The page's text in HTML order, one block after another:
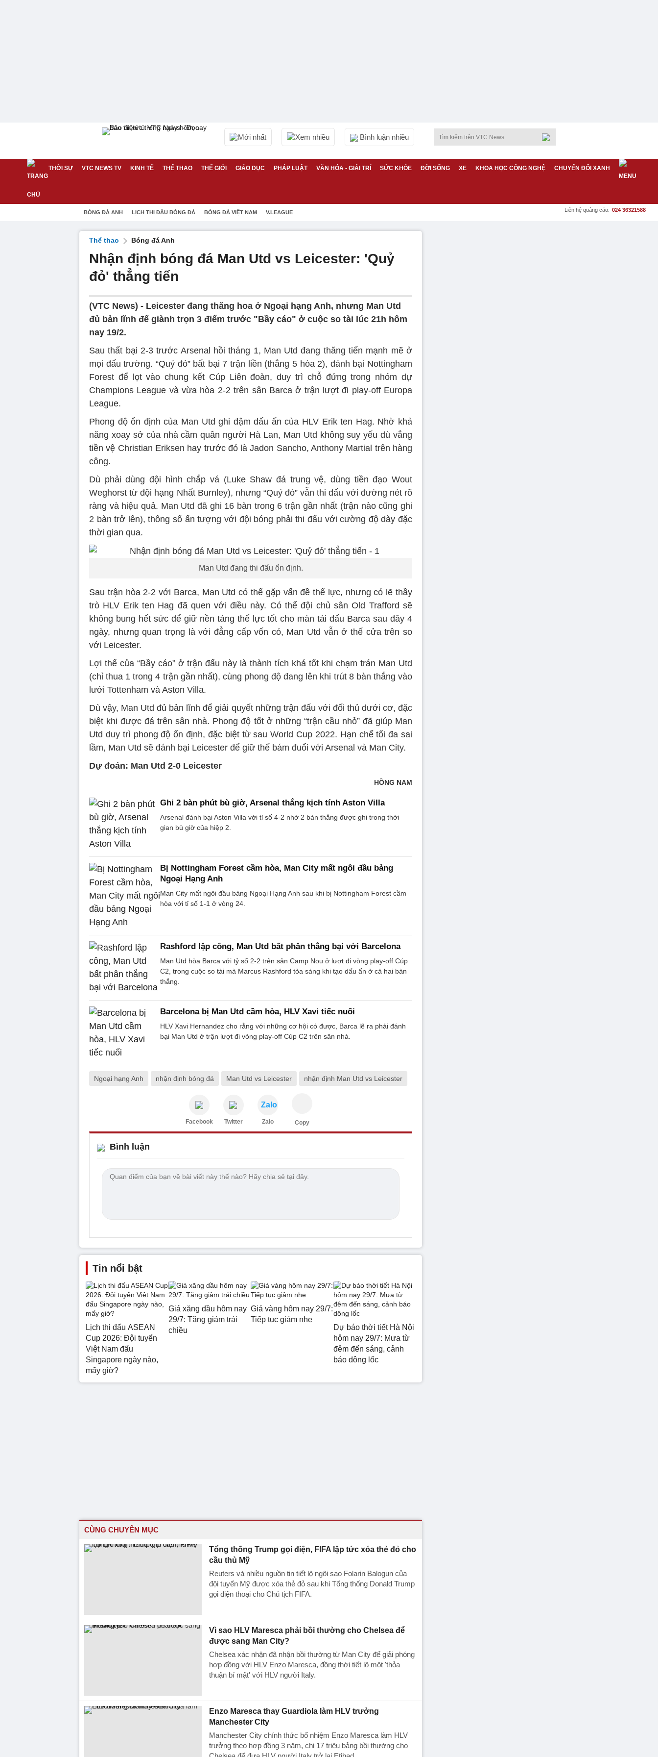
Mới nhất Xem nhiều Bình luận nhiều
THỜI SỰ VTC NEWS TV KINH TẾ THỂ THAO THẾ GIỚI GIÁO DỤC PHÁP LUẬT VĂN HÓA - GIẢI TRÍ SỨC KHỎE ĐỜI SỐNG XE KHOA HỌC CÔNG NGHỆ CHUYỂN ĐỔI XANH
BÓNG ĐÁ ANH LỊCH THI ĐẤU BÓNG ĐÁ BÓNG ĐÁ VIỆT NAM V.LEAGUE Liên hệ quảng cáo: 024 36321588
Thể thao Bóng đá Anh
Nhận định bóng đá Man Utd vs Leicester: 'Quỷ
đỏ' thẳng tiến
(VTC News) - Leicester đang thăng hoa ở Ngoại hạng Anh, nhưng Man Utd
đủ bản lĩnh để giành trọn 3 điểm trước "Bầy cáo" ở cuộc so tài lúc 21h hôm
nay 19/2.
Sau thất bại 2-3 trước Arsenal hồi tháng 1, Man Utd đang thăng tiến mạnh mẽ ở
mọi đấu trường. “Quỷ đỏ” bất bại 7 trận liền (thắng 5 hòa 2), đánh bại Nottingham
Forest để lọt vào chung kết Cúp Liên đoàn, duy trì chỗ đứng trong nhóm dự
Champions League và vừa hòa 2-2 trên sân Barca ở trận lượt đi play-off Europa
League.
Phong độ ổn định của Man Utd ghi đậm dấu ấn của HLV Erik ten Hag. Nhờ khả
năng xoay sở của nhà cầm quân người Hà Lan, Man Utd không suy yếu dù vắng
tiền vệ Christian Eriksen hay trước đó là Jadon Sancho, Anthony Martial trên hàng
công.
Dù phải dùng đội hình chắp vá (Luke Shaw đá trung vệ, dùng tiền đạo Wout
Weghorst từ đội hạng Nhất Burnley), nhưng “Quỷ đỏ” vẫn thi đấu với đường nét rõ
ràng và hiệu quả. Man Utd đã ghi 16 bàn trong 6 trận gần nhất (trận nào cũng ghi
2 bàn trở lên), thông số ấn tượng với đội bóng phải thi đấu với cường độ dày đặc
thời gian qua.
Man Utd đang thi đấu ổn định.
Sau trận hòa 2-2 với Barca, Man Utd có thể gặp vấn đề thể lực, nhưng có lẽ thầy
trò HLV Erik ten Hag đã quen với điều này. Có thể đội chủ sân Old Trafford sẽ
không bung hết sức để giữ nền tảng thể lực tốt cho màn tái đấu Barca sau đây 4
ngày, nhưng quan trọng là với đẳng cấp vốn có, Man Utd vẫn ở thế cửa trên so
với Leicester.
Lợi thế của “Bầy cáo” ở trận đấu này là thành tích khá tốt khi chạm trán Man Utd
(chỉ thua 1 trong 4 trận gần nhất), cùng phong độ đang lên khi trút 8 bàn thắng vào
lưới Tottenham và Aston Villa.
Dù vậy, Man Utd đủ bản lĩnh để giải quyết những trận đấu với đối thủ dưới cơ, đặc
biệt khi được đá trên sân nhà. Phong độ tốt ở những “trận cầu nhỏ” đã giúp Man
Utd duy trì phong độ ổn định, đặc biệt từ sau World Cup 2022. Hạn chế tối đa sai
lầm, Man Utd sẽ đánh bại Leicester để giữ thế bám đuổi với Arsenal và Man City.
Dự đoán: Man Utd 2-0 Leicester
HỒNG NAM
Ghi 2 bàn phút bù giờ, Arsenal thắng kịch tính Aston Villa
Arsenal đánh bại Aston Villa với tỉ số 4-2 nhờ 2 bàn thắng được ghi trong thời
gian bù giờ của hiệp 2.
Bị Nottingham Forest cầm hòa, Man City mất ngôi đầu bảng
Ngoại Hạng Anh
Man City mất ngôi đầu bảng Ngoại Hạng Anh sau khi bị Nottingham Forest cầm
hòa với tỉ số 1-1 ở vòng 24.
Rashford lập công, Man Utd bất phân thắng bại với Barcelona
Man Utd hòa Barca với tỷ số 2-2 trên sân Camp Nou ở lượt đi vòng play-off Cúp
C2, trong cuộc so tài mà Marcus Rashford tỏa sáng khi tạo dấu ấn ở cả hai bàn
thắng.
Barcelona bị Man Utd cầm hòa, HLV Xavi tiếc nuối
HLV Xavi Hernandez cho rằng với những cơ hội có được, Barca lẽ ra phải đánh
bại Man Utd ở trận lượt đi vòng play-off Cúp C2 trên sân nhà.
Ngoại hạng Anh nhận định bóng đá Man Utd vs Leicester nhận định Man Utd vs Leicester
Facebook Twitter
Zalo
Zalo Copy
Bình luận
Tin nổi bật
Lịch thi đấu ASEAN
Cup 2026: Đội tuyển
Việt Nam đấu
Singapore ngày nào,
mấy giờ?
Giá xăng dầu hôm nay
29/7: Tăng giảm trái
chiều
Giá vàng hôm nay 29/7:
Tiếp tục giảm nhẹ
Dự báo thời tiết Hà Nội
hôm nay 29/7: Mưa từ
đêm đến sáng, cảnh
báo dông lốc
CÙNG CHUYÊN MỤC
Tổng thống Trump gọi điện, FIFA lập tức xóa thẻ đỏ cho
cầu thủ Mỹ
Reuters và nhiều nguồn tin tiết lộ ngôi sao Folarin Balogun của
đội tuyển Mỹ được xóa thẻ đỏ sau khi Tổng thống Donald Trump
gọi điện thoại cho Chủ tịch FIFA.
Vì sao HLV Maresca phải bồi thường cho Chelsea để
được sang Man City?
Chelsea xác nhận đã nhận bồi thường từ Man City để giải phóng
hợp đồng với HLV Enzo Maresca, đồng thời tiết lộ một 'thỏa
thuận bí mật' với HLV người Italy.
Enzo Maresca thay Guardiola làm HLV trưởng
Manchester City
Manchester City chính thức bổ nhiệm Enzo Maresca làm HLV
trưởng theo hợp đồng 3 năm, chi 17 triệu bảng bồi thường cho